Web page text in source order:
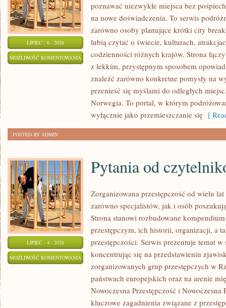
LIPIEC - 6 - 2026
MOŻLIWOŚĆ KOMENTOWANIA MAKAU
poznawać niezwykłe miejsca bez
na nowe doświadczenia. To serwis
zarówno osoby planujące krótki city
lubią czytać o świecie, kulturach,
codzienności różnych krajów. Strona
z lekkim, przystępnym sposobem
znaleźć zarówno konkretne pomysły na
przenieść się myślami do odległych
Norwegia. To portal, w którym
wyłącznie jako przemieszczanie się [
POSTED BY ADMIN
LIPIEC - 4 - 2026
MOŻLIWOŚĆ KOMENTOWANIA PYTANIA
CZYTELNIKÓW
Pytania od
Zorganizowana przestępczość od wielu
zarówno specjalistów, jak i osób
Strona stanowi rozbudowane
przestępczym, ich historii, organizacji, a
przestępczości. Serwis prezentuje temat
koncentrując się na przedstawieniu
zorganizowanych grup przestępczych w
państwach europejskich oraz na arenie
Nowoczesna Przestępczość i Nowoczesna
kluczowe zagadnienia związane z